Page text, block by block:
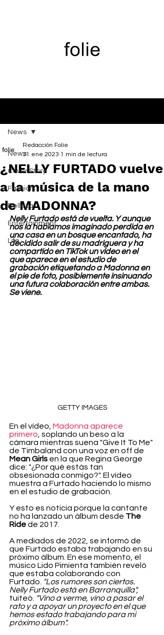
News
Cover Story
Fashion
Belleza
Entertainment
Life
News
¿NELLY FURTADO vuelve
a la música de la mano
de MADONNA?
Redacción Folie
31 ene 2023 1 min de lectura
Nelly Furtado está de vuelta. Y aunque
nos la habíamos imaginado perdida en
una casa en un bosque encantado, ha
decidido salir de su madriguera y ha
compartido en TikTok un vídeo en el
que aparece en el estudio de
grabación etiquetando a Madonna en
el pie de foto, posiblemente insinuando
una futura colaboración entre ambas.
Se viene.
GETTY IMAGES
En el vídeo, Madonna aparece
primero, soplando un beso a la
cámara mientras suena "Give It To Me"
de Timbaland con una voz en off de
Mean Girls en la que Regina George
dice: "¿Por qué estás tan
obsesionada conmigo?". El vídeo
muestra a Furtado haciendo lo mismo
en el estudio de grabación.
Y esto es noticia porque la cantante
no ha lanzado un álbum desde The
Ride de 2017.
A mediados de 2022, se informó de
que Furtado estaba trabajando en su
próximo álbum. En ese momento, el
músico Lido Pimienta también reveló
que estaba colaborando con
Furtado. "Los rumores son ciertos.
Nelly Furtado está en Barranquilla",
tuiteó. "Vino a verme, vino a pasar el
rato y a apoyar un proyecto en el que
hemos estado trabajando para mi
próximo álbum".